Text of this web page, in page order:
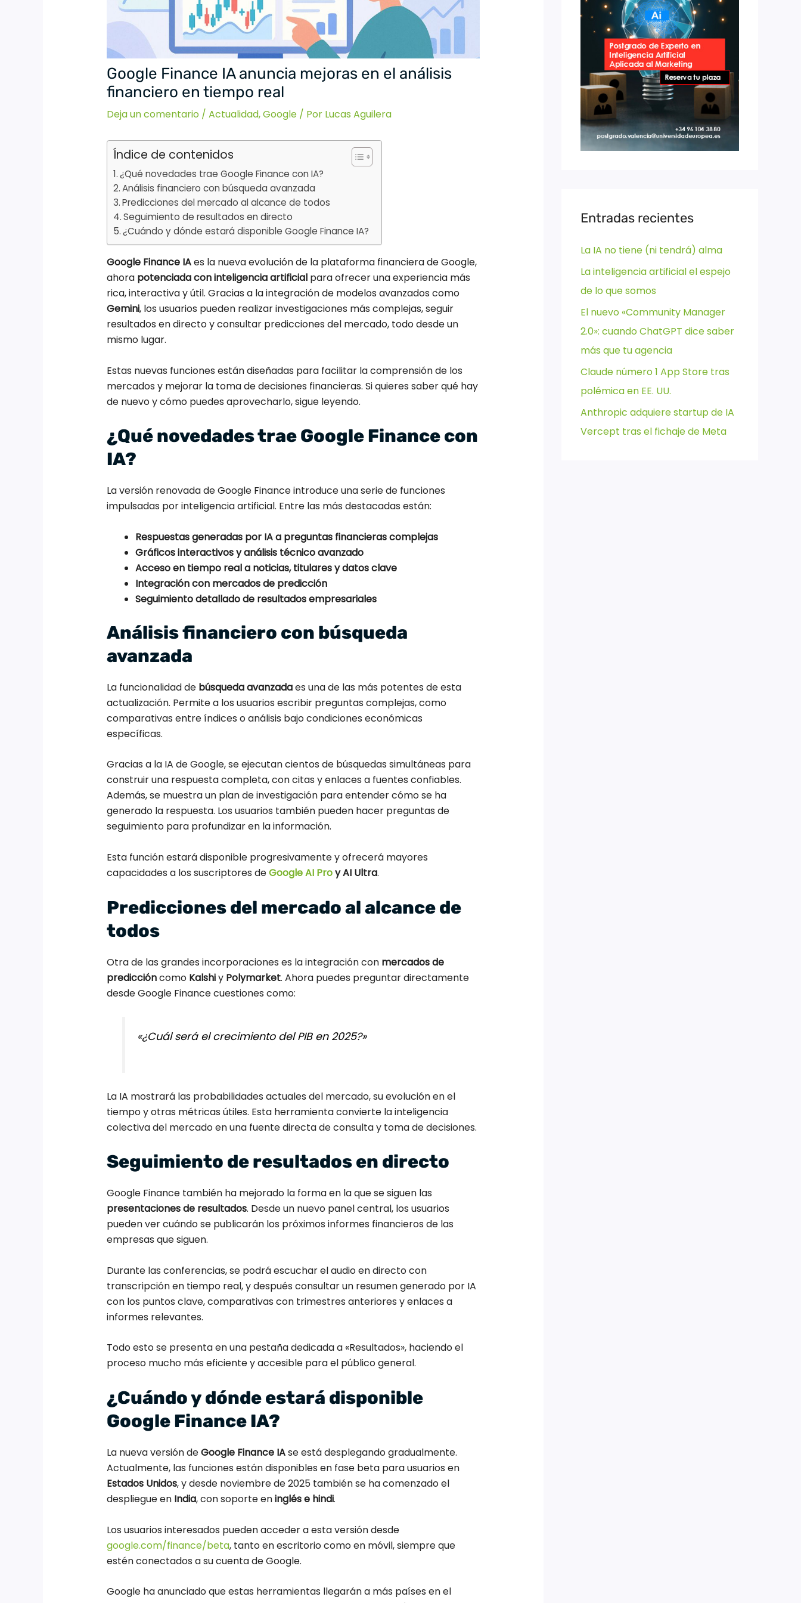
Google Finance IA anuncia mejoras en el análisis
financiero en tiempo real
Deja un comentario / Actualidad,Google/ Por Lucas Aguilera
Índice de contenidos
¿Qué novedades trae Google Finance con IA?
Análisis financiero con búsqueda avanzada
Predicciones del mercado al alcance de todos
Seguimiento de resultados en directo
¿Cuándo y dónde estará disponible Google Finance IA?
Google Finance IAes la nueva evolución de la plataforma financiera de Google,
ahora potenciada con inteligencia artificialpara ofrecer una experiencia más
rica, interactiva y útil. Gracias a la integración de modelos avanzados como
Gemini, los usuarios pueden realizar investigaciones más complejas, seguir
resultados en directo y consultar predicciones del mercado, todo desde un
mismo lugar.
Estas nuevas funciones están diseñadas para facilitar la comprensión de los
mercados y mejorar la toma de decisiones financieras. Si quieres saber qué hay
de nuevo y cómo puedes aprovecharlo, sigue leyendo.
¿Qué novedades trae Google Finance con
IA?
La versión renovada de Google Finance introduce una serie de funciones
impulsadas por inteligencia artificial. Entre las más destacadas están:
Respuestas generadas por IA a preguntas financieras complejas
Gráficos interactivos y análisis técnico avanzado
Acceso en tiempo real a noticias, titulares y datos clave
Integración con mercados de predicción
Seguimiento detallado de resultados empresariales
Análisis financiero con búsqueda
avanzada
La funcionalidad de búsqueda avanzadaes una de las más potentes de esta
actualización. Permite a los usuarios escribir preguntas complejas, como
comparativas entre índices o análisis bajo condiciones económicas
específicas.
Gracias a la IA de Google, se ejecutan cientos de búsquedas simultáneas para
construir una respuesta completa, con citas y enlaces a fuentes confiables.
Además, se muestra un plan de investigación para entender cómo se ha
generado la respuesta. Los usuarios también pueden hacer preguntas de
seguimiento para profundizar en la información.
Esta función estará disponible progresivamente y ofrecerá mayores
capacidades a los suscriptores deGoogle AI Proy AI Ultra.
Predicciones del mercado al alcance de
todos
Otra de las grandes incorporaciones es la integración con mercados de
prediccióncomo Kalshiy Polymarket. Ahora puedes preguntar directamente
desde Google Finance cuestiones como:
«¿Cuál será el crecimiento del PIB en 2025?»
La IA mostrará las probabilidades actuales del mercado, su evolución en el
tiempo y otras métricas útiles. Esta herramienta convierte la inteligencia
colectiva del mercado en una fuente directa de consulta y toma de decisiones.
Seguimiento de resultados en directo
Google Finance también ha mejorado la forma en la que se siguen las
presentaciones de resultados. Desde un nuevo panel central, los usuarios
pueden ver cuándo se publicarán los próximos informes financieros de las
empresas que siguen.
Durante las conferencias, se podrá escuchar el audio en directo con
transcripción en tiempo real, y después consultar un resumen generado por IA
con los puntos clave, comparativas con trimestres anteriores y enlaces a
informes relevantes.
Todo esto se presenta en una pestaña dedicada a «Resultados», haciendo el
proceso mucho más eficiente y accesible para el público general.
¿Cuándo y dónde estará disponible
Google Finance IA?
La nueva versión deGoogle Finance IAse está desplegando gradualmente.
Actualmente, las funciones están disponibles en fase beta para usuarios en
Estados Unidos, y desde noviembre de 2025 también se ha comenzado el
despliegue en India, con soporte eninglés e hindi.
Los usuarios interesados pueden acceder a esta versión desde
google.com/finance/beta, tanto en escritorio como en móvil, siempre que
estén conectados a su cuenta de Google.
Google ha anunciado que estas herramientas llegarán a más países en el
Entradas recientes
La IA no tiene (ni tendrá) alma
La inteligencia artificial el espejo
de lo que somos
El nuevo «Community Manager
2.0»: cuando ChatGPT dice saber
más que tu agencia
Claude número 1 App Store tras
polémica en EE. UU.
Anthropic adquiere startup de IA
Vercept tras el fichaje de Meta